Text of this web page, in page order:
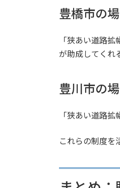
豊橋市の
「狭あい道路
が助成してくれ
豊川市の
「狭あい道路
これらの制度を